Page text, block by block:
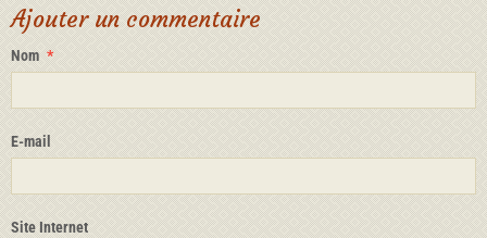
Ajouter un commentaire
Nom
E-mail
Site Internet